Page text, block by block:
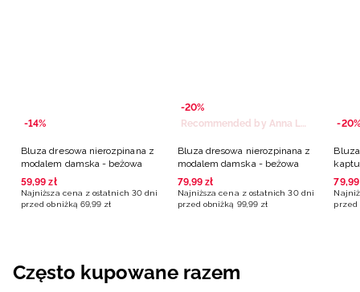
-14%
Bluza dresowa nierozpinana z
modalem damska - beżowa
59,99 zł
Najniższa cena z ostatnich 30 dni
przed obniżką 69,99 zł
-20%
Recommended by Anna Lewandowska
Bluza dresowa nierozpinana z
modalem damska - beżowa
79,99 zł
Najniższa cena z ostatnich 30 dni
przed obniżką 99,99 zł
-20%
79,99
przed
Często kupowane razem